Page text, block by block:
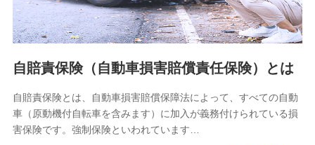
個人情報の第三者提供について
除き、第三者に提供いたしません。
業務の委託
当社は利用目的の達成に必要な範囲内において個人情報の取
自賠責保険（自動車損害賠償責任保険）とは
自賠責保険とは、自動車損害賠償保障法によって、すべての自動
車（原動機付自転車を含みます）に加入が義務付けられている損
害保険です。強制保険といわれています…